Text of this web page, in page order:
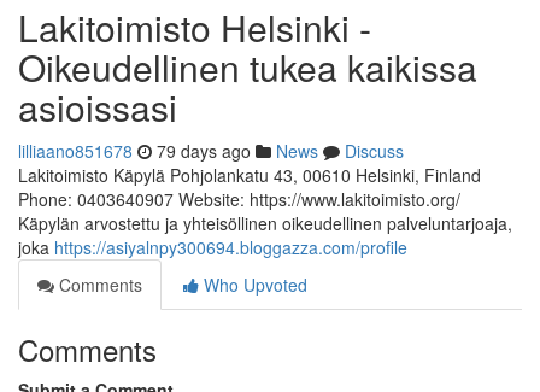
Lakitoimisto Helsinki -
Oikeudellinen tukea kaikissa
asioissasi
lilliaano851678 79 days ago News
Discuss
Lakitoimisto Käpylä Pohjolankatu 43, 00610 Helsinki, Finland
Phone: 0403640907 Website: https://www.lakitoimisto.org/
Käpylän arvostettu ja yhteisöllinen oikeudellinen palveluntarjoaja,
joka https://asiyalnpy300694.bloggazza.com/profile
Comments
Who Upvoted
Comments